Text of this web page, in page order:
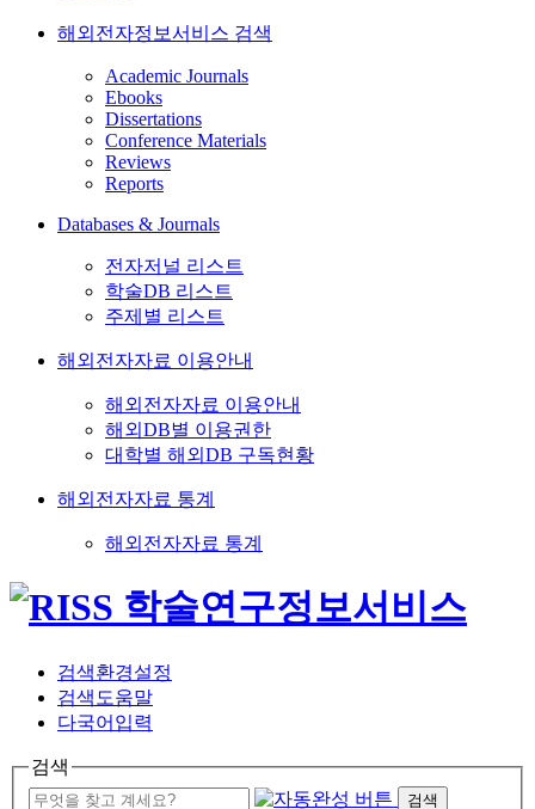
해외전자정보서비스 검색
Academic Journals
Ebooks
Dissertations
Conference Materials
Reviews
Reports
Databases & Journals
전자저널 리스트
학술DB 리스트
주제별 리스트
해외전자자료 이용안내
해외전자자료 이용안내
해외DB별 이용권한
대학별 해외DB 구독현황
해외전자자료 통계
해외전자자료 통계
검색환경설정
검색도움말
다국어입력
검색
검색